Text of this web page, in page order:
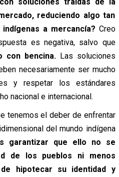
reduciendo algo tan
a mercancía? Creo
es negativa, salvo que
con bencina. Las soluciones
necesariamente ser mucho
y respetar los estándares
nacional e internacional.
tenemos el deber de enfrentar
del mundo indígena
garantizar que ello no se
de los pueblos ni menos
hipotecar su identidad y